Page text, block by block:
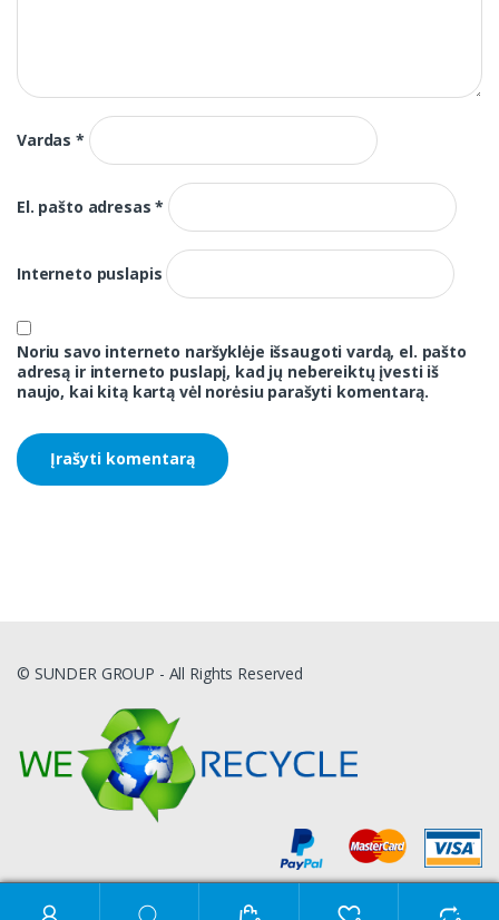
Vardas*
El. pašto adresas*
Interneto puslapis
Noriu savo interneto naršyklėje išsaugoti vardą, el. pašto
adresą ir interneto puslapį, kad jų nebereiktų įvesti iš
naujo, kai kitą kartą vėl norėsiu parašyti komentarą.
© SUNDER GROUP - All Rights Reserved
Ieškoti: